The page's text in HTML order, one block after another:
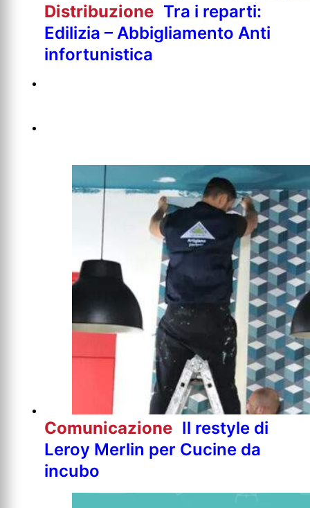
Distribuzione Tra i reparti:
Edilizia – Abbigliamento Anti
infortunistica
Comunicazione Il restyle di
Leroy Merlin per Cucine da
incubo